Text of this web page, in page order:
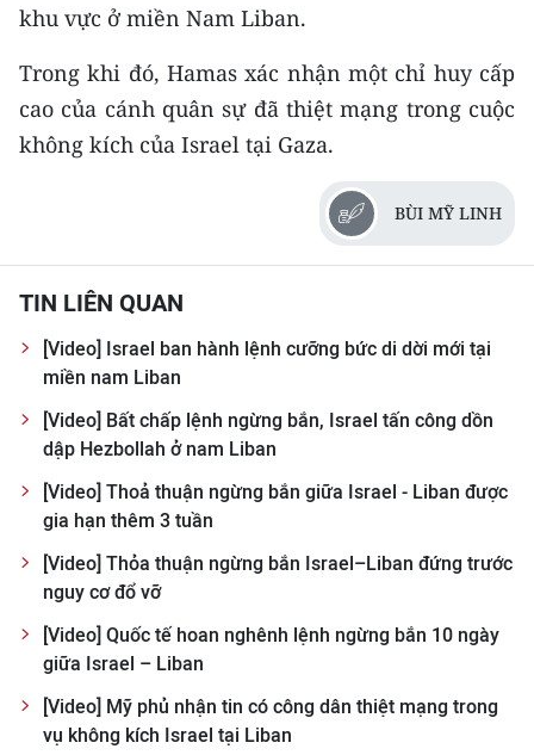
KIỂM CHỨNG THÔNG TIN
TRI THỨC CHUYÊN SÂU
54 DÂN TỘC VIỆT NAM
RADIO
MEDIA CENTER
E-Magazine
Video
Media Chính trị
Media Kinh tế
Media Văn hóa
Media Pháp luật
khu vực ở miền Nam Liban.
Trong khi đó, Hamas xác nhận một chỉ huy cấp
cao của cánh quân sự đã thiệt mạng trong cuộc
không kích của Israel tại Gaza.
BÙI MỸ LINH
TIN LIÊN QUAN
[Video] Israel ban hành lệnh cưỡng bức di dời mới tại
miền nam Liban
[Video] Bất chấp lệnh ngừng bắn, Israel tấn công dồn
dập Hezbollah ở nam Liban
[Video] Thoả thuận ngừng bắn giữa Israel - Liban được
gia hạn thêm 3 tuần
[Video] Thỏa thuận ngừng bắn Israel–Liban đứng trước
nguy cơ đổ vỡ
[Video] Quốc tế hoan nghênh lệnh ngừng bắn 10 ngày
giữa Israel – Liban
[Video] Mỹ phủ nhận tin có công dân thiệt mạng trong
vụ không kích Israel tại Liban